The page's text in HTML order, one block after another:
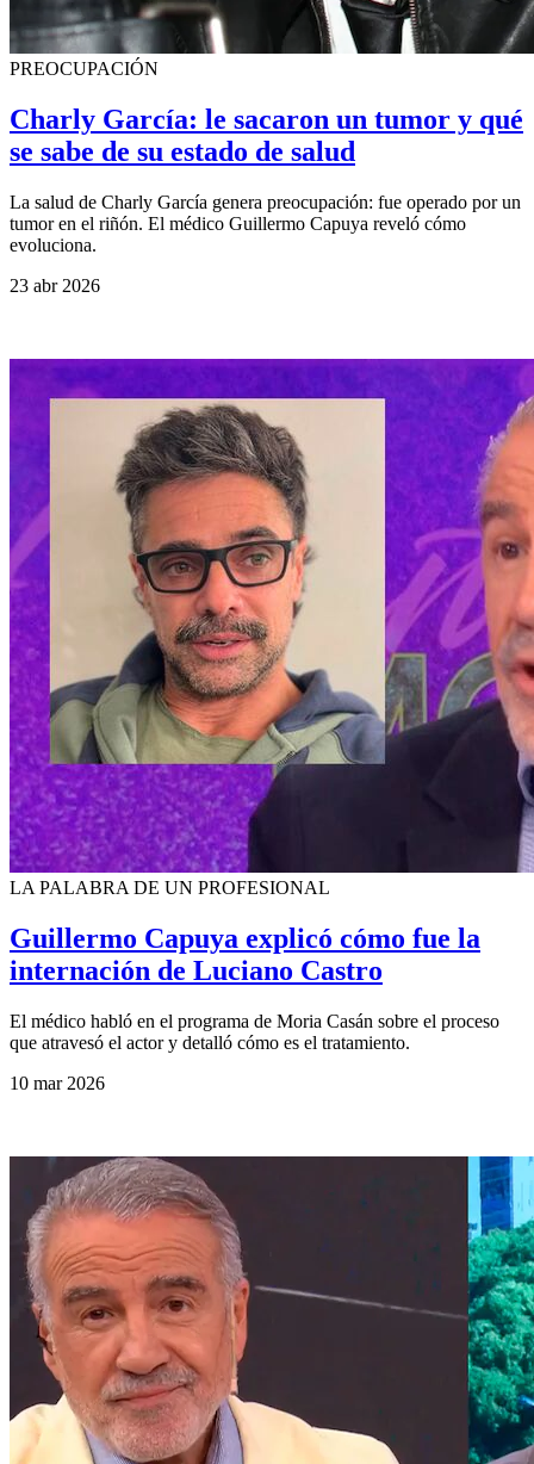
PREOCUPACIÓN
Charly García: le sacaron un tumor y qué
se sabe de su estado de salud
La salud de Charly García genera preocupación: fue operado por un
tumor en el riñón. El médico Guillermo Capuya reveló cómo
evoluciona.
23 abr 2026
LA PALABRA DE UN PROFESIONAL
Guillermo Capuya explicó cómo fue la
internación de Luciano Castro
El médico habló en el programa de Moria Casán sobre el proceso
que atravesó el actor y detalló cómo es el tratamiento.
10 mar 2026